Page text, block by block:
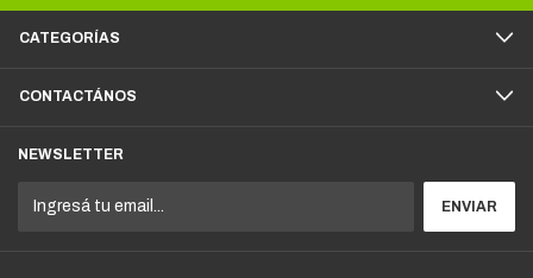
CATEGORÍAS
CONTACTÁNOS
NEWSLETTER